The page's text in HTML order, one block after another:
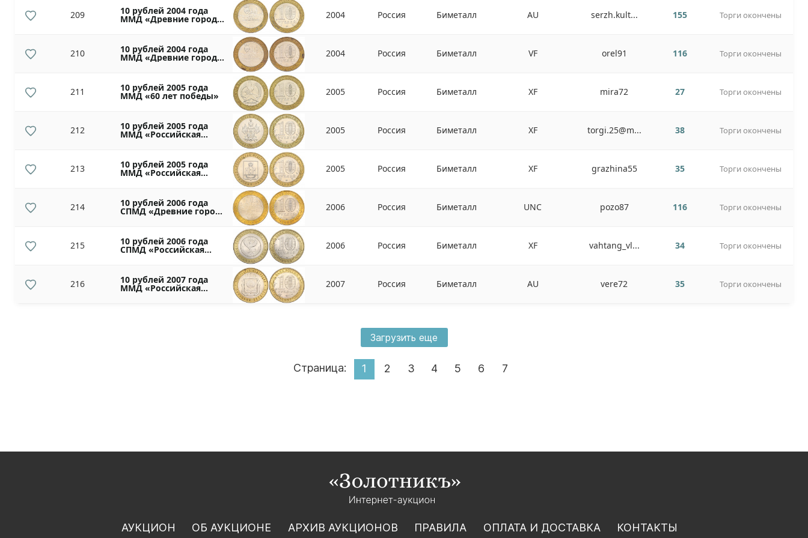
209 10 рублей 2004 года
ММД «Древние города
России — Ряжск»
2004 Россия Биметалл AU serzh.kult... 155 Торги окончены
210 10 рублей 2004 года
ММД «Древние города
России — Ряжск»
2004 Россия Биметалл VF orel91 116 Торги окончены
211 10 рублей 2005 года
ММД «60 лет победы» 2005 Россия Биметалл XF mira72 27 Торги окончены
212 10 рублей 2005 года
ММД «Российская
Федерация —
2005 Россия Биметалл XF torgi.25@m... 38 Торги окончены
213 10 рублей 2005 года
ММД «Российская
Федерация —
2005 Россия Биметалл XF grazhina55 35 Торги окончены
214 10 рублей 2006 года
СПМД «Древние города
России — Торжок»
2006 Россия Биметалл UNC pozo87 116 Торги окончены
215 10 рублей 2006 года
СПМД «Российская
Федерация —
2006 Россия Биметалл XF vahtang_vl... 34 Торги окончены
216 10 рублей 2007 года
ММД «Российская
Федерация —
2007 Россия Биметалл AU vere72 35 Торги окончены
Загрузить еще
Страница: 1 2 3 4 5 6 7
АУКЦИОН ОБ АУКЦИОНЕ АРХИВ АУКЦИОНОВ ПРАВИЛА ОПЛАТА И ДОСТАВКА КОНТАКТЫ